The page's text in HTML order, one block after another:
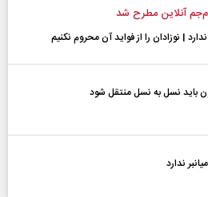
آنلاین مطرح شد
| نوزادان را از فواید آن محروم نکنیم
باید نسل به نسل منتقل شود
ندارد